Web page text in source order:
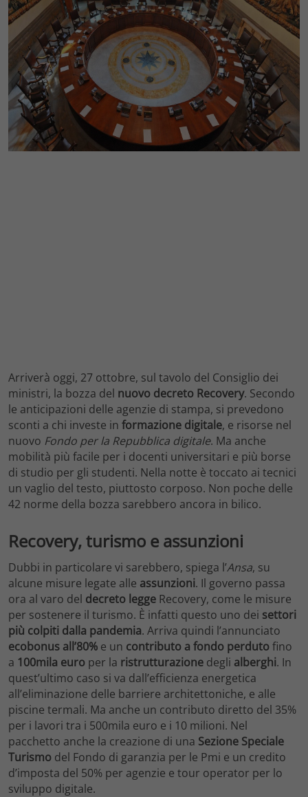
Arriverà oggi, 27 ottobre, sul tavolo del Consiglio dei
ministri, la bozza del nuovo decreto Recovery. Secondo
le anticipazioni delle agenzie di stampa, si prevedono
sconti a chi investe in formazione digitale, e risorse nel
nuovo Fondo per la Repubblica digitale. Ma anche
mobilità più facile per i docenti universitari e più borse
di studio per gli studenti. Nella notte è toccato ai tecnici
un vaglio del testo, piuttosto corposo. Non poche delle
42 norme della bozza sarebbero ancora in bilico.
Recovery, turismo e assunzioni
Dubbi in particolare vi sarebbero, spiega l’Ansa, su
alcune misure legate alle assunzioni. Il governo passa
ora al varo del decreto legge Recovery, come le misure
per sostenere il turismo. È infatti questo uno dei settori
più colpiti dalla pandemia. Arriva quindi l’annunciato
ecobonus all’80% e un contributo a fondo perdutofino
a 100mila euro per la ristrutturazione degli alberghi. In
quest’ultimo caso si va dall’efficienza energetica
all’eliminazione delle barriere architettoniche, e alle
piscine termali. Ma anche un contributo diretto del 35%
per i lavori tra i 500mila euro e i 10 milioni. Nel
pacchetto anche la creazione di una Sezione Speciale
Turismo del Fondo di garanzia per le Pmi e un credito
d’imposta del 50% per agenzie e tour operator per lo
sviluppo digitale.